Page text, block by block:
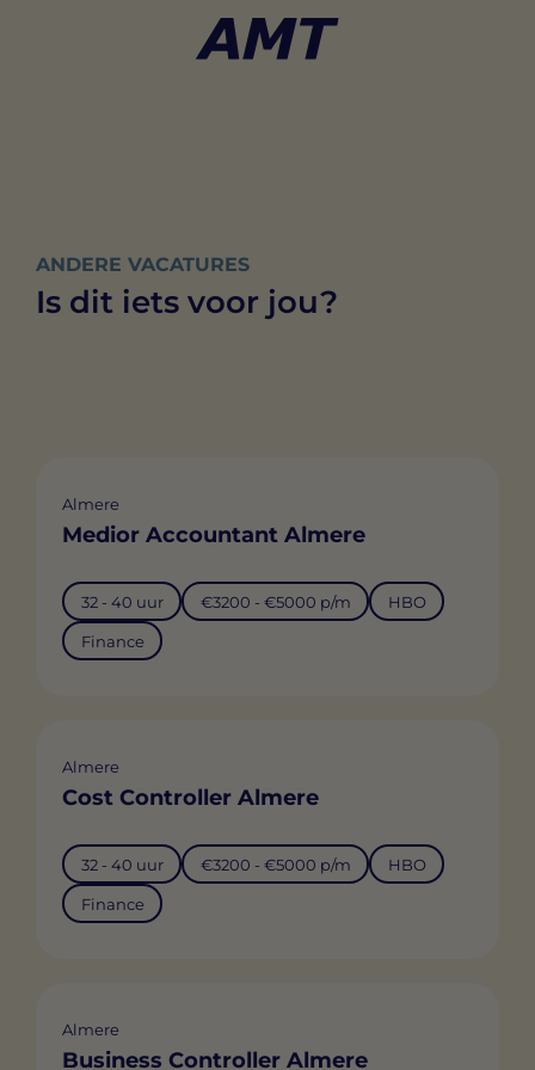
ANDERE VACATURES
Is dit iets voor jou?
Almere
Medior Accountant Almere
32 - 40 uur €3200 - €5000 p/m HBO
Finance
Almere
Cost Controller Almere
32 - 40 uur €3200 - €5000 p/m HBO
Finance
Almere
Business Controller Almere